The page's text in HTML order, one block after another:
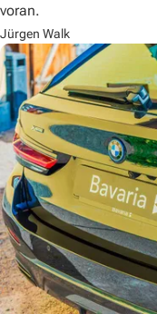
voran.
Jürgen Walk